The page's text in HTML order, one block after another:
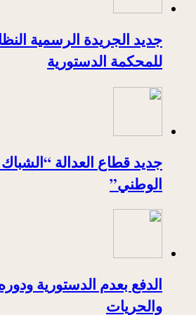
جديد الجريدة الرسمية
للمحكمة الدستورية
جديد قطاع العدالة “الشباك
الوطني”
الدفع بعدم الدستورية
والحريات